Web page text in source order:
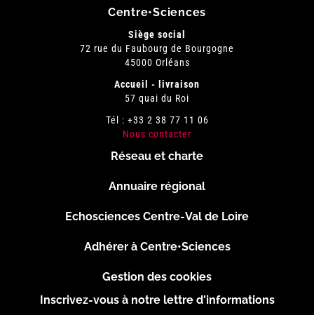
Centre•Sciences
Siège social
72 rue du Faubourg de Bourgogne
45000 Orléans
Accueil - livraison
57 quai du Roi
Tél : +33 2 38 77 11 06
Nous contacter
page
Réseau et charte
Annuaire régional
Echosciences Centre-Val de Loire
Adhérer à Centre•Sciences
Gestion des cookies
Inscrivez-vous à notre lettre d'informations